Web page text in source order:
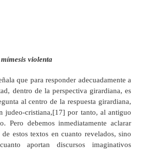
violenta
que para responder adecuadamente a
dentro de la perspectiva girardiana, es
al centro de la respuesta girardiana,
judeo-cristiana,[17] por tanto, al antiguo
Pero debemos inmediatamente aclarar
estos textos en cuanto revelados, sino
aportan discursos imaginativos